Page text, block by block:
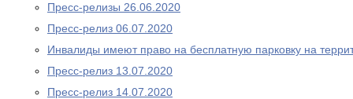
Пресс-релизы 26.06.2020
Пресс-релиз 06.07.2020
Инвалиды имеют право на бесплатную парковку на
Пресс-релиз 13.07.2020
Пресс-релиз 14.07.2020